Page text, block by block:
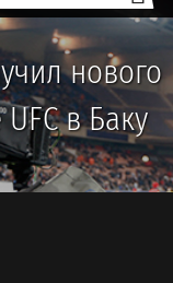
нового
в Баку